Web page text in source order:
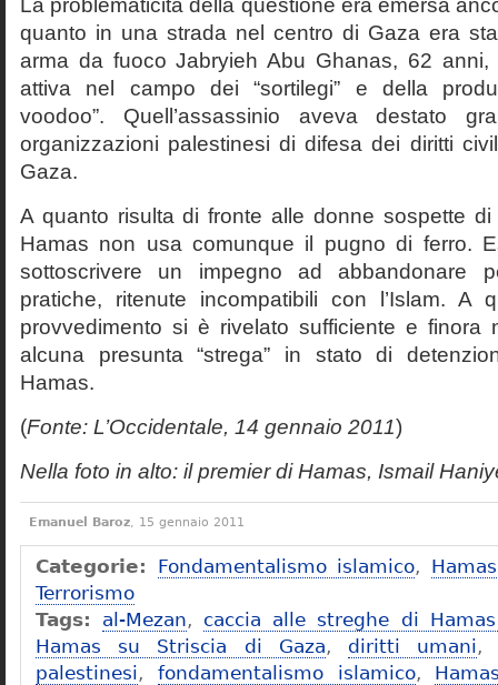
quanto in una strada nel centro di Gaza era
arma da fuoco Jabryieh Abu Ghanas, 62 anni,
attiva nel campo dei “sortilegi” e della
voodoo”. Quell’assassinio aveva destato
organizzazioni palestinesi di difesa dei diritti
Gaza.
A quanto risulta di fronte alle donne sospette
Hamas non usa comunque il pugno di ferro.
sottoscrivere un impegno ad abbandonare
pratiche, ritenute incompatibili con l’Islam. A
provvedimento si è rivelato sufficiente e
alcuna presunta “strega” in stato di
Hamas.
(Fonte: L’Occidentale, 14 gennaio 2011)
Nella foto in alto: il premier di Hamas, Ismail
Emanuel Baroz, 15 gennaio 2011
Categorie: Fondamentalismo islamico, Hamas
Terrorismo
Tags:
al-Mezan, caccia alle streghe di
Hamas su Striscia di Gaza, diritti umani
palestinesi, fondamentalismo islamico,